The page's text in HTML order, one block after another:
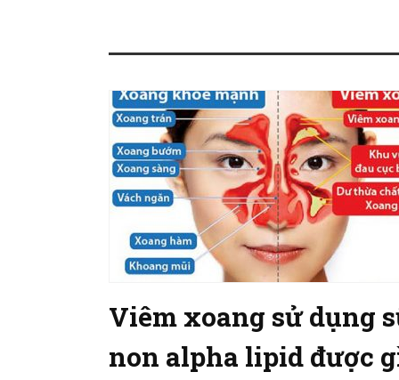
Viêm xoang sử dụng
non alpha lipid được